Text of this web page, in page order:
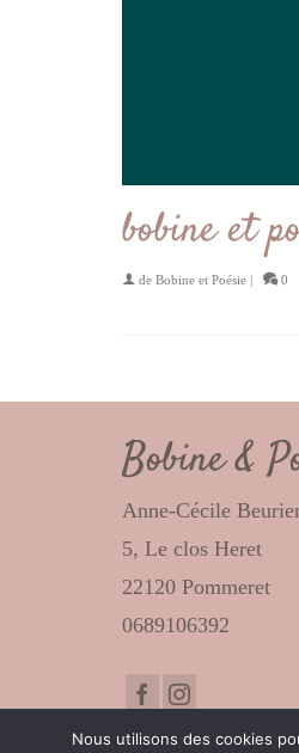
bobine et
de Bobine et Poésie | 0
Bobine &
Anne-Cécile
5, Le clos Heret
22120 Pommeret
0689106392
Nous utilisons des cookies